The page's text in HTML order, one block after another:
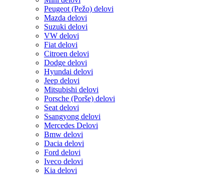
Peugeot (Pežo) delovi
Mazda delovi
Suzuki delovi
VW delovi
Fiat delovi
Citroen delovi
Dodge delovi
Hyundai delovi
Jeep delovi
Mitsubishi delovi
Porsche (Porše) delovi
Seat delovi
Ssangyong delovi
Mercedes Delovi
Bmw delovi
Dacia delovi
Ford delovi
Iveco delovi
Kia delovi